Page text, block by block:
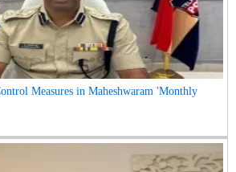
Measures in Maheshwaram 'Monthly